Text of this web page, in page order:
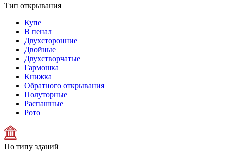
Тип открывания
Купе
В пенал
Двухсторонние
Двойные
Двухстворчатые
Гармошка
Книжка
Обратного открывания
Полуторные
Распашные
Рото
По типу зданий